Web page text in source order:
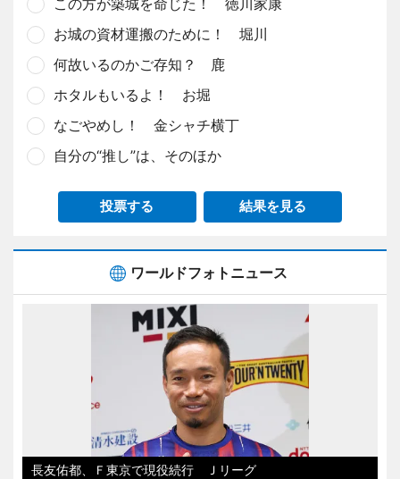
この方が築城を命じた！ 徳川家康
お城の資材運搬のために！ 堀川
何故いるのかご存知？ 鹿
ホタルもいるよ！ お堀
なごやめし！ 金シャチ横丁
自分の“推し”は、そのほか
投票する 結果を見る
ワールドフォトニュース
長友佑都、Ｆ東京で現役続行 Ｊリーグ